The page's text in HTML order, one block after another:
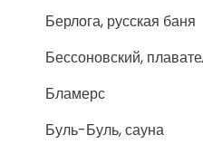
Берлога, русская баня
Бессоновский,
Бламерс
Буль-Буль, сауна